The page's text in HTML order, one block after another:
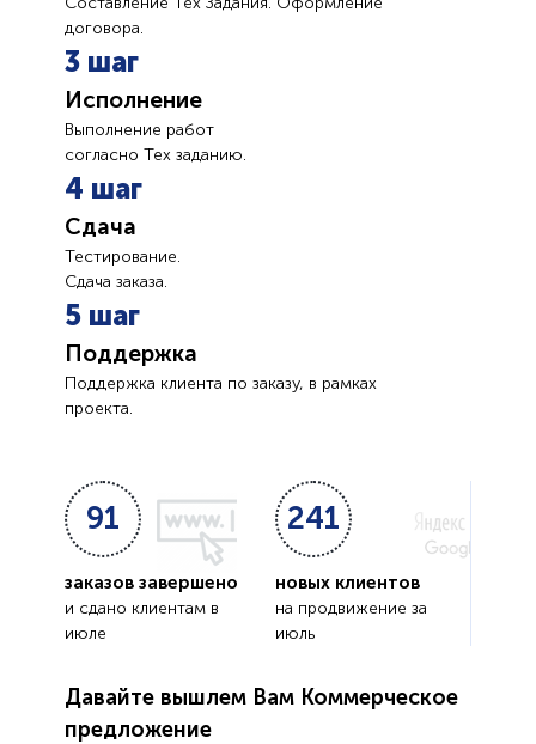
договора.
3 шаг
Исполнение
Выполнение работ
согласно Тех заданию.
4 шаг
Сдача
Тестирование.
Сдача заказа.
5 шаг
Поддержка
Поддержка клиента по заказу, в рамках
проекта.
91
заказов завершено
и сдано клиентам в
июле
241
новых клиентов
на продвижение за
июль
Давайте вышлем Вам Коммерческое
предложение